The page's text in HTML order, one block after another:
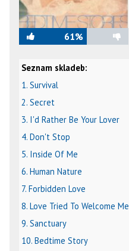
61%
Seznam skladeb:
1. Survival
2. Secret
3. I'd Rather Be Your Lover
4. Don't Stop
5. Inside Of Me
6. Human Nature
7. Forbidden Love
8. Love Tried To Welcome Me
9. Sanctuary
10. Bedtime Story